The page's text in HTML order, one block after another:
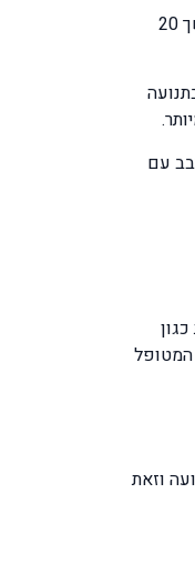
שלב 1 היד לצד הגוף עליך לטלטל את היד קדימה ואחורה ללא מאמץ וללא התנגדות ולתת לכח ההתמדה להרים את היד מעלה ואז לתת ליד ליפול אחורה ושוב קדימה למשך 20
שניות ואחר כך שוב לסובב עם
המטופל
וזאת